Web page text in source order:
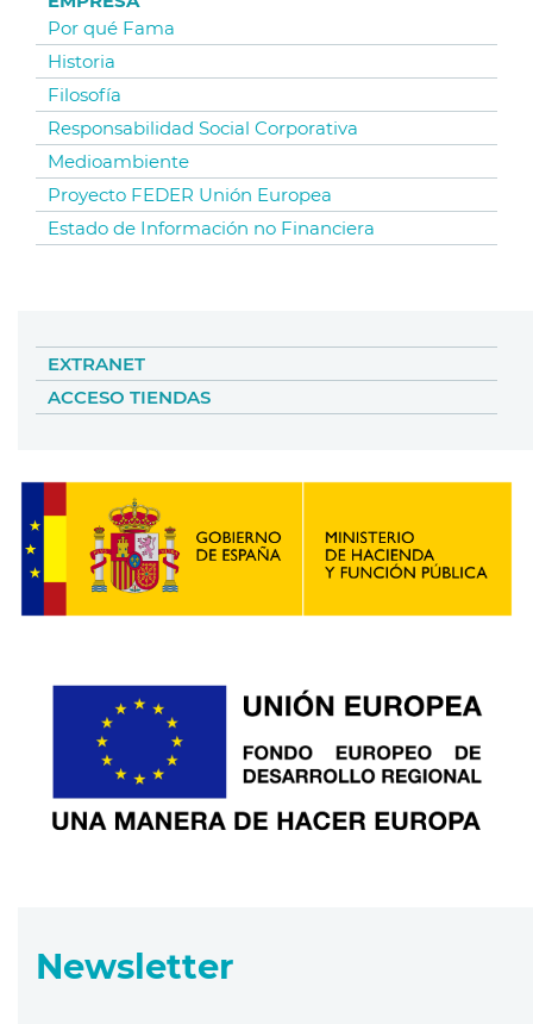
Por qué Fama
Historia
Filosofía
Responsabilidad Social Corporativa
Medioambiente
Proyecto FEDER Unión Europea
Estado de Información no Financiera
EXTRANET
ACCESO TIENDAS
Newsletter